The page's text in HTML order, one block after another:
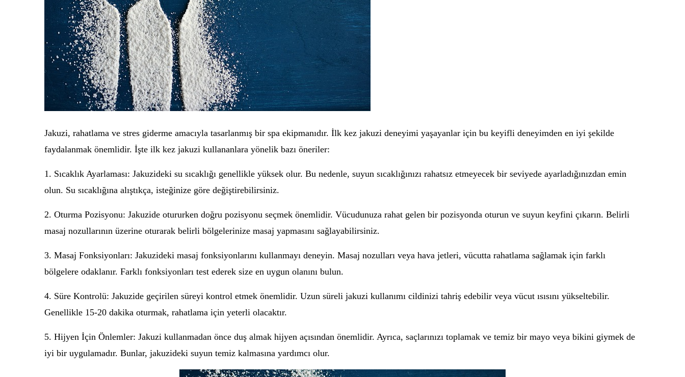
Jakuzi, rahatlama ve stres giderme amacıyla tasarlanmış bir spa ekipmanıdır. İlk kez jakuzi deneyimi yaşayanlar için bu keyifli deneyimden en iyi şekilde
faydalanmak önemlidir. İşte ilk kez jakuzi kullananlara yönelik bazı öneriler:
1. Sıcaklık Ayarlaması: Jakuzideki su sıcaklığı genellikle yüksek olur. Bu nedenle, suyun sıcaklığınızı rahatsız etmeyecek bir seviyede ayarladığınızdan emin
olun. Su sıcaklığına alıştıkça, isteğinize göre değiştirebilirsiniz.
2. Oturma Pozisyonu: Jakuzide otururken doğru pozisyonu seçmek önemlidir. Vücudunuza rahat gelen bir pozisyonda oturun ve suyun keyfini çıkarın. Belirli
masaj nozullarının üzerine oturarak belirli bölgelerinize masaj yapmasını sağlayabilirsiniz.
3. Masaj Fonksiyonları: Jakuzideki masaj fonksiyonlarını kullanmayı deneyin. Masaj nozulları veya hava jetleri, vücutta rahatlama sağlamak için farklı
bölgelere odaklanır. Farklı fonksiyonları test ederek size en uygun olanını bulun.
4. Süre Kontrolü: Jakuzide geçirilen süreyi kontrol etmek önemlidir. Uzun süreli jakuzi kullanımı cildinizi tahriş edebilir veya vücut ısısını yükseltebilir.
Genellikle 15-20 dakika oturmak, rahatlama için yeterli olacaktır.
5. Hijyen İçin Önlemler: Jakuzi kullanmadan önce duş almak hijyen açısından önemlidir. Ayrıca, saçlarınızı toplamak ve temiz bir mayo veya bikini giymek de
iyi bir uygulamadır. Bunlar, jakuzideki suyun temiz kalmasına yardımcı olur.